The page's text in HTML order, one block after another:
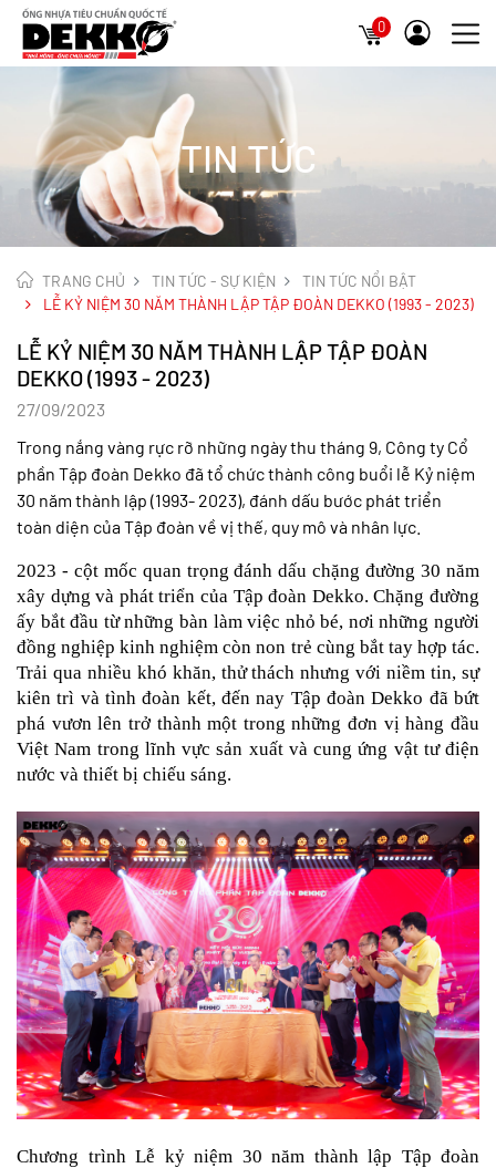
0
TIN TỨC
TRANG CHỦ TIN TỨC - SỰ KIỆN
TIN TỨC NỔI BẬT
LỄ KỶ NIỆM 30 NĂM THÀNH LẬP TẬP ĐOÀN DEKKO (1993 - 2023)
LỄ KỶ NIỆM 30 NĂM THÀNH LẬP TẬP ĐOÀN
DEKKO (1993 - 2023)
27/09/2023
Trong nắng vàng rực rỡ những ngày thu tháng 9, Công ty Cổ
phần Tập đoàn Dekko đã tổ chức thành công buổi lễ Kỷ niệm
30 năm thành lập (1993- 2023), đánh dấu bước phát triển
toàn diện của Tập đoàn về vị thế, quy mô và nhân lực.
2023 - cột mốc quan trọng đánh dấu chặng đường 30 năm
xây dựng và phát triển của Tập đoàn Dekko. Chặng đường
ấy bắt đầu từ những bàn làm việc nhỏ bé, nơi những người
đồng nghiệp kinh nghiệm còn non trẻ cùng bắt tay hợp tác.
Trải qua nhiều khó khăn, thử thách nhưng với niềm tin, sự
kiên trì và tình đoàn kết, đến nay Tập đoàn Dekko đã bứt
phá vươn lên trở thành một trong những đơn vị hàng đầu
Việt Nam trong lĩnh vực sản xuất và cung ứng vật tư điện
nước và thiết bị chiếu sáng.
Chương trình Lễ kỷ niệm 30 năm thành lập Tập đoàn